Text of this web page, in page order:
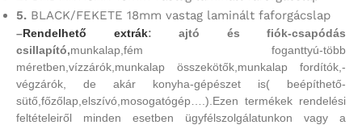
5. BLACK/FEKETE 18mm vastag laminált faforgácslap
–Rendelhető extrák: ajtó és fiók-csapódás
csillapító,munkalap,fém foganttyú-több
méretben,vízzárók,munkalap összekötők,munkalap fordítók,-
végzárók, de akár konyha-gépészet is( beépíthető-
sütő,főzőlap,elszívó,mosogatógép….).Ezen termékek rendelési
feltételeiről minden esetben ügyfélszolgálatunkon vagy a